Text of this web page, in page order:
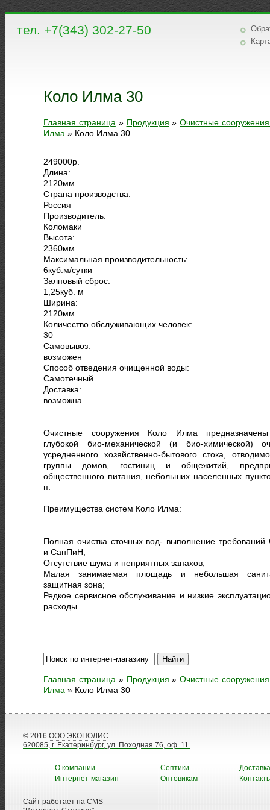
тел. +7(343) 302-27-50
Коло Илма 30
Главная страница » Продукция » Очистные
Илма » Коло Илма 30
249000р.
Длина:
2120мм
Страна производства:
Россия
Производитель:
Коломаки
Высота:
2360мм
Максимальная производительность:
6куб.м/сутки
Залповый сброс:
1,25куб. м
Ширина:
2120мм
Количество обслуживающих человек:
30
Самовывоз:
возможен
Способ отведения очищенной воды:
Самотечный
Доставка:
возможна
Очистные сооружения Коло Илма
глубокой био-механической (и био-химической)
усредненного хозяйственно-бытового стока,
группы домов, гостиниц и общежитий,
общественного питания, небольших населенных
п.
Преимущества систем Коло Илма:
Полная очистка сточных вод- выполнение
и СанПиН;
Отсутствие шума и неприятных запахов;
Малая занимаемая площадь и небольшая
защитная зона;
Редкое сервисное обслуживание и низкие
расходы.
Главная страница » Продукция » Очистные
Илма » Коло Илма 30
© 2016 ООО ЭКОПОЛИС
620085, г. Екатеринбург, ул. Походная 76, оф. 11.
О компании
Интернет-магазин
Септики
Оптовикам
Доставка
Сайт работает на CMS